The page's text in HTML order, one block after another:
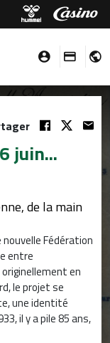
juin...
de la main
Fédération
entre
en
le projet se
une identité
il y a pile 85 ans,